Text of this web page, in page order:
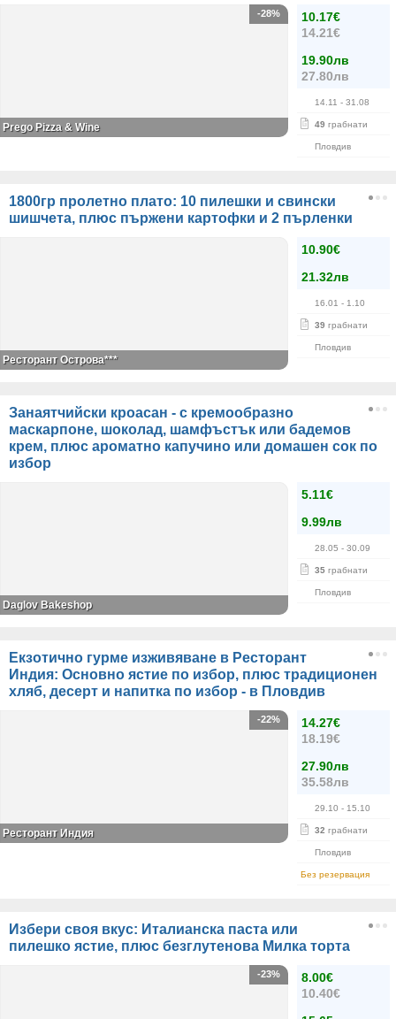
10.17€
14.21€
19.90лв
27.80лв
14.11 - 31.08
49 грабнати
Пловдив
-28%
Prego Pizza & Wine
1800гр пролетно плато: 10 пилешки и свински
шишчета, плюс пържени картофки и 2 пърленки
10.90€
21.32лв
16.01 - 1.10
39 грабнати
Пловдив
Ресторант Острова***
Занаятчийски кроасан - с кремообразно
маскарпоне, шоколад, шамфъстък или бадемов
крем, плюс ароматно капучино или домашен сок по
избор
5.11€
9.99лв
28.05 - 30.09
35 грабнати
Пловдив
Daglov Bakeshop
Екзотично гурме изживяване в Ресторант
Индия: Основно ястие по избор, плюс традиционен
хляб, десерт и напитка по избор - в Пловдив
14.27€
18.19€
27.90лв
35.58лв
29.10 - 15.10
32 грабнати
Пловдив
Без резервация
-22%
Ресторант Индия
Избери своя вкус: Италианска паста или
пилешко ястие, плюс безглутенова Милка торта
8.00€
10.40€
-23%